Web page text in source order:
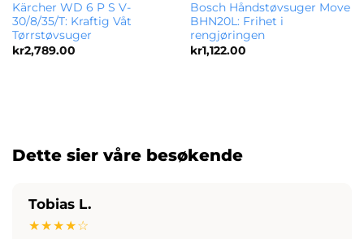
Kärcher WD 6 P S V-
30/8/35/T: Kraftig Våt
Tørrstøvsuger
kr2,789.00
Bosch Håndstøvsuger Move
BHN20L: Frihet i
rengjøringen
kr1,122.00
Dette sier våre besøkende
Tobias L.
★★★★☆